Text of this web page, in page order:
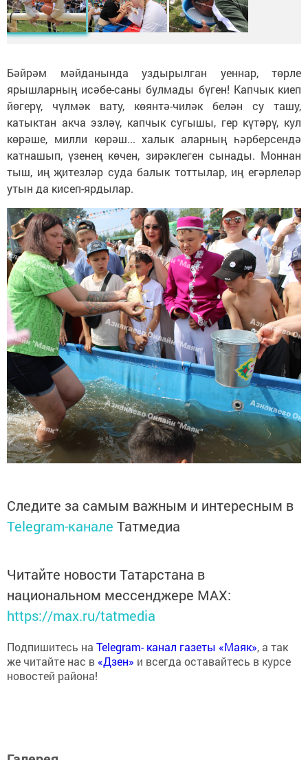
Бәйрәм мәйданында уздырылган уеннар, төрле
ярышларның исәбе-саны булмады бүген! Капчык киеп
йөгерү, чүлмәк вату, көянтә-чиләк белән су ташу,
катыктан акча эзләү, капчык сугышы, гер күтәрү, кул
көрәше, милли көрәш... халык аларның һәрберсендә
катнашып, үзенең көчен, зирәклеген сынады. Моннан
тыш, иң җитезләр суда балык тоттылар, иң егәрлеләр
утын да кисеп-ярдылар.
Следите за самым важным и интересным в
Telegram-канале Татмедиа
Читайте новости Татарстана в
национальном мессенджере MАХ:
https://max.ru/tatmedia
Подпишитесь на Telegram- канал газеты «Маяк», а так
же читайте нас в «Дзен» и всегда оставайтесь в курсе
новостей района!